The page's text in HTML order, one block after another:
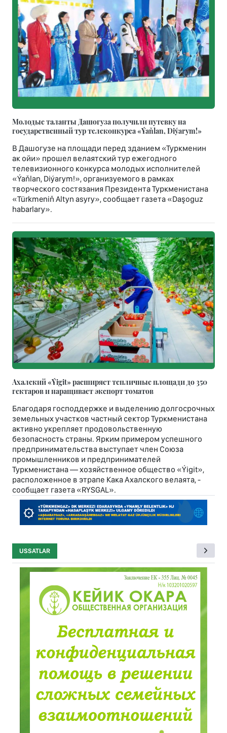
Молодые таланты Дашогуза получили путевку на
государственный тур телеконкурса «Ýaňlan, Diýarym!»
В Дашогузе на площади перед зданием «Туркменин
ак ойи» прошел велаятский тур ежегодного
телевизионного конкурса молодых исполнителей
«Ýaňlan, Diýarym!», организуемого в рамках
творческого состязания Президента Туркменистана
«Türkmeniň Altyn asyry», сообщает газета «Daşoguz
habarlary».
Ахалский «Ýigit» расширяет тепличные площади до 350
гектаров и наращивает экспорт томатов
Благодаря господдержке и выделению долгосрочных
земельных участков частный сектор Туркменистана
активно укрепляет продовольственную
безопасность страны. Ярким примером успешного
предпринимательства выступает член Союза
промышленников и предпринимателей
Туркменистана — хозяйственное общество «Ýigit»,
расположенное в этрапе Кака Ахалского велаята, -
сообщает газета «RYSGAL».
USSATLAR